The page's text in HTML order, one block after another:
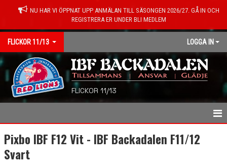
NU HAR VI ÖPPNAT UPP ANMÄLAN TILL SÄSONGEN 2026/27. GÅ IN OCH
REGISTRERA ER UNDER BLI MEDLEM
FLICKOR 11/13 LOGGA IN
FLICKOR 11/13
HEM
NYHETER
Pixbo IBF F12 Vit - IBF Backadalen F11/12
Svart